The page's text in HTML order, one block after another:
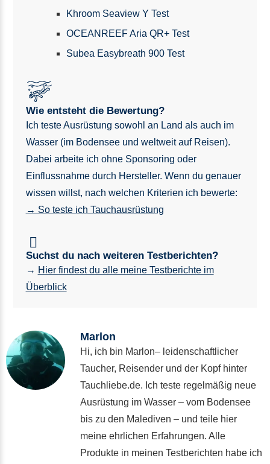
Khroom Seaview Y Test
OCEANREEF Aria QR+ Test
Subea Easybreath 900 Test
Wie entsteht die Bewertung?
Ich teste Ausrüstung sowohl an Land als auch im
Wasser (im Bodensee und weltweit auf Reisen).
Dabei arbeite ich ohne Sponsoring oder
Einflussnahme durch Hersteller. Wenn du genauer
wissen willst, nach welchen Kriterien ich bewerte:
→ So teste ich Tauchausrüstung
Suchst du nach weiteren Testberichten?
→ Hier findest du alle meine Testberichte im
Überblick
Marlon
Hi, ich bin Marlon– leidenschaftlicher
Taucher, Reisender und der Kopf hinter
Tauchliebe.de. Ich teste regelmäßig neue
Ausrüstung im Wasser – vom Bodensee
bis zu den Malediven – und teile hier
meine ehrlichen Erfahrungen. Alle
Produkte in meinen Testberichten habe ich